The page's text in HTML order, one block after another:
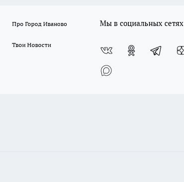
Про Город Иваново
Твои Новости
Мы в социальных сетях